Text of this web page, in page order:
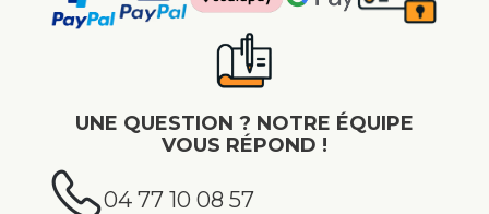
UNE QUESTION ? NOTRE ÉQUIPE
VOUS RÉPOND !
04 77 10 08 57